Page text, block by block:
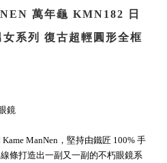
萬年龜 KMN182
日
系列 復古超輕圓形全框
鏡
ManNen，堅持由鐵匠 100% 手
條打造出一副又一副的不朽眼鏡系